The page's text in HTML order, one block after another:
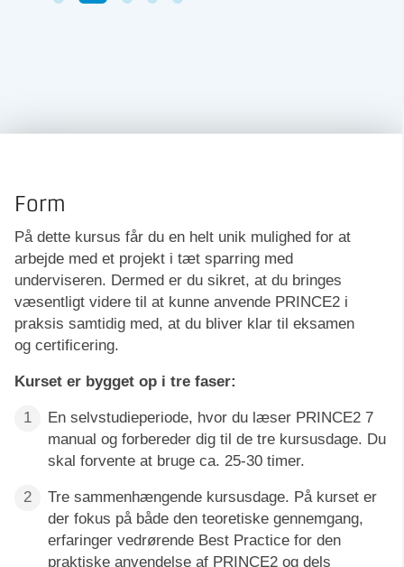
Form
På dette kursus får du en helt unik mulighed for at
arbejde med et projekt i tæt sparring med
underviseren. Dermed er du sikret, at du bringes
væsentligt videre til at kunne anvende PRINCE2 i
praksis samtidig med, at du bliver klar til eksamen
og certificering.
Kurset er bygget op i tre faser:
En selvstudieperiode, hvor du læser PRINCE2 7
manual og forbereder dig til de tre kursusdage. Du
skal forvente at bruge ca. 25-30 timer.
Tre sammenhængende kursusdage. På kurset er
der fokus på både den teoretiske gennemgang,
erfaringer vedrørende Best Practice for den
praktiske anvendelse af PRINCE2 og dels